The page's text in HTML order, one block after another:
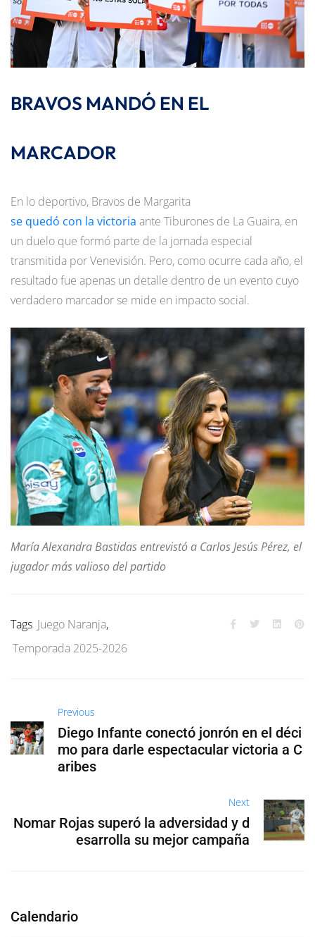
BRAVOS MANDÓ EN EL
MARCADOR
En lo deportivo, Bravos de Margarita
se quedó con la victoria ante Tiburones de La Guaira, en
un duelo que formó parte de la jornada especial
transmitida por Venevisión. Pero, como ocurre cada año, el
resultado fue apenas un detalle dentro de un evento cuyo
verdadero marcador se mide en impacto social.
María Alexandra Bastidas entrevistó a Carlos Jesús Pérez, el
jugador más valioso del partido
Tags Juego Naranja,
Temporada 2025-2026
Previous
Diego Infante conectó jonrón en el déci
mo para darle espectacular victoria a C
aribes
Next
Nomar Rojas superó la adversidad y d
esarrolla su mejor campaña
Calendario